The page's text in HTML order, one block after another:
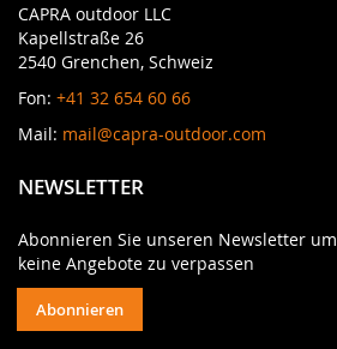
CAPRA outdoor LLC
Kapellstraße 26
2540 Grenchen, Schweiz
Fon: +41 32 654 60 66
Mail: mail@capra-outdoor.com
NEWSLETTER
Abonnieren Sie unseren Newsletter um
keine Angebote zu verpassen
Abonnieren